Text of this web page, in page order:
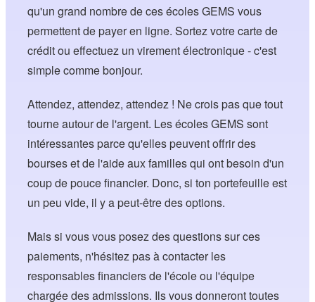
qu'un grand nombre de ces écoles GEMS vous
permettent de payer en ligne. Sortez votre carte de
crédit ou effectuez un virement électronique - c'est
simple comme bonjour.
Attendez, attendez, attendez ! Ne crois pas que tout
tourne autour de l'argent. Les écoles GEMS sont
intéressantes parce qu'elles peuvent offrir des
bourses et de l'aide aux familles qui ont besoin d'un
coup de pouce financier. Donc, si ton portefeuille est
un peu vide, il y a peut-être des options.
Mais si vous vous posez des questions sur ces
paiements, n'hésitez pas à contacter les
responsables financiers de l'école ou l'équipe
chargée des admissions. Ils vous donneront toutes